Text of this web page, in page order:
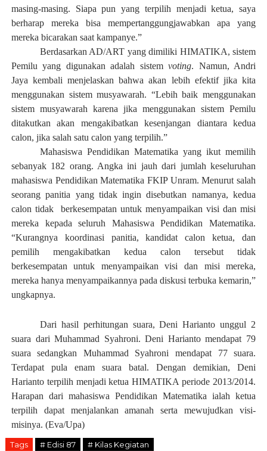
masing-masing. Siapa pun yang terpilih menjadi ketua, saya
berharap mereka bisa mempertanggungjawabkan apa yang
mereka bicarakan saat kampanye.”
Berdasarkan AD/ART yang dimiliki HIMATIKA, sistem
Pemilu yang digunakan adalah sistemvoting. Namun, Andri
Jaya kembali menjelaskan bahwa akan lebih efektif jika kita
menggunakan sistem musyawarah. “Lebih baik menggunakan
sistem musyawarah karena jika menggunakan sistem Pemilu
ditakutkan akan mengakibatkan kesenjangan diantara kedua
calon, jika salah satu calon yang terpilih.”
Mahasiswa Pendidikan Matematika yang ikut memilih
sebanyak 182 orang. Angka ini jauh dari jumlah keseluruhan
mahasiswa Pendidikan Matematika FKIP Unram. Menurut salah
seorang panitia yang tidak ingin disebutkan namanya, kedua
calon tidak berkesempatan untuk menyampaikan visi dan misi
mereka kepada seluruh Mahasiswa Pendidikan Matematika.
“Kurangnya koordinasi panitia, kandidat calon ketua, dan
pemilih mengakibatkan kedua calon tersebut tidak
berkesempatan untuk menyampaikan visi dan misi mereka,
mereka hanya menyampaikannya pada diskusi terbuka kemarin,”
ungkapnya.
Dari hasil perhitungan suara, Deni Harianto unggul 2
suara dari Muhammad Syahroni. Deni Harianto mendapat 79
suara sedangkan Muhammad Syahroni mendapat 77 suara.
Terdapat pula enam suara batal. Dengan demikian, Deni
Harianto terpilih menjadi ketua HIMATIKA periode 2013/2014.
Harapan dari mahasiswa Pendidikan Matematika ialah ketua
terpilih dapat menjalankan amanah serta mewujudkan visi-
misinya. (Eva/Upa)
Tags # Edisi 87 # Kilas Kegiatan